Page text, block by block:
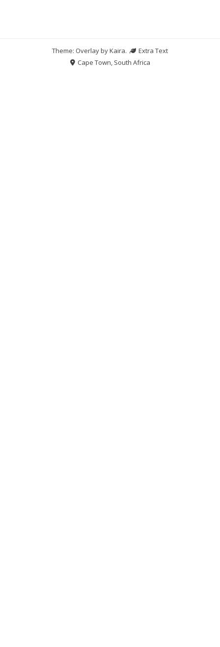
Theme: Overlay byKaira.
Extra Text
Cape Town, South Africa